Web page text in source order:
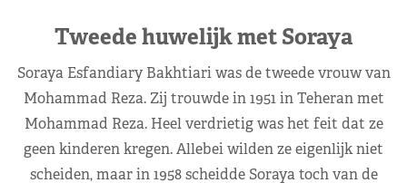
Tweede huwelijk met Soraya
Soraya Esfandiary Bakhtiari was de tweede vrouw van
Mohammad Reza. Zij trouwde in 1951 in Teheran met
Mohammad Reza. Heel verdrietig was het feit dat ze
geen kinderen kregen. Allebei wilden ze eigenlijk niet
scheiden, maar in 1958 scheidde Soraya toch van de